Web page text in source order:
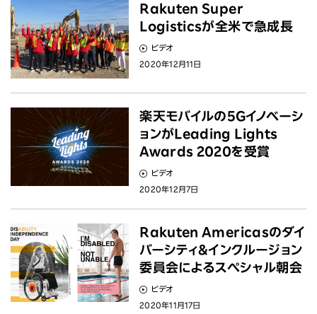
ビデオ
2020年12月11日
Rakuten Super
Logisticsが全米で急成長
ビデオ
2020年12月7日
楽天モバイルの5Gイノベーシ
ョンがLeading Lights
Awards 2020を受賞
ビデオ
2020年11月17日
Rakuten Americasのダイ
バーシティ&インクルージョン
委員会によるスペシャル朝会